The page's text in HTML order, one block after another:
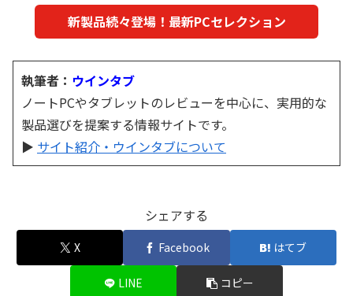
新製品続々登場！最新PCセレクション
執筆者： ウインタブ
ノートPCやタブレットのレビューを中心に、実用的な
製品選びを提案する情報サイトです。
▶ サイト紹介・ウインタブについて
シェアする
X Facebook はてブ
LINE コピー